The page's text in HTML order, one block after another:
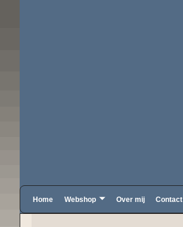
Home Webshop Over mij Contact